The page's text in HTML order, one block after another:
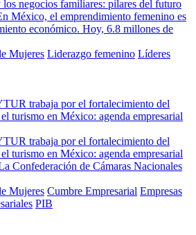
negocios familiares: pilares del futuro
México, el emprendimiento femenino es
económico. Hoy, 6.8 millones de
Mujeres Liderazgo femenino Líderes
trabaja por el fortalecimiento del
turismo en México: agenda empresarial
trabaja por el fortalecimiento del
turismo en México: agenda empresarial
Confederación de Cámaras Nacionales
Mujeres Cumbre Empresarial Empresas
PIB